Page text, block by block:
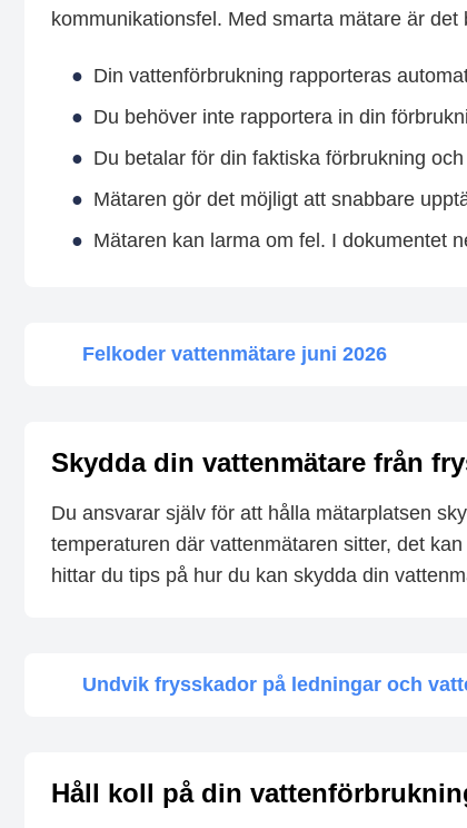
kommunikationsfel. Med smarta mätare är
Din vattenförbrukning rapporteras
Du behöver inte rapportera in din
Du betalar för din faktiska förbrukning
Mätaren gör det möjligt att snabbare
Mätaren kan larma om fel. I dokumentet
Felkoder vattenmätare juni 2026
Skydda din vattenmätare från
Du ansvarar själv för att hålla mätarplatsen
temperaturen där vattenmätaren sitter, det
hittar du tips på hur du kan skydda din
Undvik frysskador på ledningar och
Håll koll på din